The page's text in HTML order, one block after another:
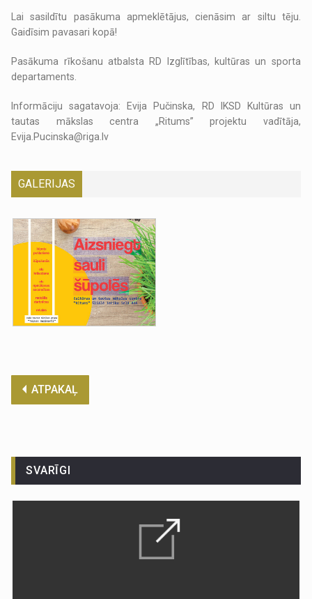
Lai sasildītu pasākuma apmeklētājus, cienāsim ar siltu tēju.
Gaidīsim pavasari kopā!
Pasākuma rīkošanu atbalsta RD Izglītības, kultūras un sporta
departaments.
Informāciju sagatavoja: Evija Pučinska, RD IKSD Kultūras un
tautas mākslas centra „Ritums” projektu vadītāja,
Evija.Pucinska@riga.lv
GALERIJAS
ATPAKAĻ
SVARĪGI